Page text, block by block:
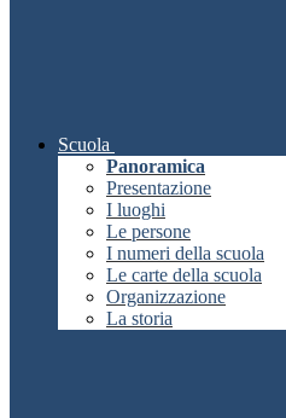
Scuola
Panoramica
Presentazione
I luoghi
Le persone
I numeri della scuola
Le carte della scuola
Organizzazione
La storia